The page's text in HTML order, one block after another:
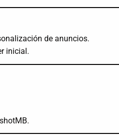
de anuncios.
inicial.